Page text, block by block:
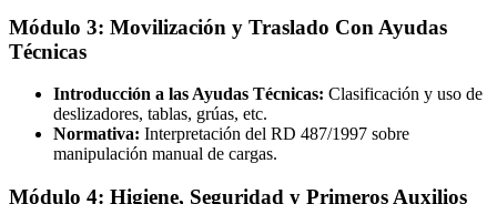
Módulo 3: Movilización y Traslado Con Ayudas
Técnicas
Introducción a las Ayudas Técnicas: Clasificación y uso de
deslizadores, tablas, grúas, etc.
Normativa: Interpretación del RD 487/1997 sobre
manipulación manual de cargas.
Módulo 4: Higiene, Seguridad y Primeros Auxilios